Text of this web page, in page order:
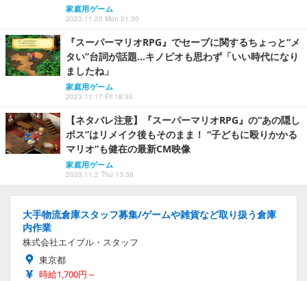
家庭用ゲーム
2023.11.20 Mon 21:30
『スーパーマリオRPG』でセーブに関するちょっと“メ
タい”台詞が話題…キノピオも思わず「いい時代になり
ましたね」
家庭用ゲーム
2023.11.17 Fri 18:30
【ネタバレ注意】『スーパーマリオRPG』の“あの隠し
ボス”はリメイク後もそのまま！ “子どもに殴りかかる
マリオ”も健在の最新CM映像
家庭用ゲーム
2023.11.2 Thu 13:38
大手物流倉庫スタッフ募集/ゲームや雑貨など取り扱う倉庫
内作業
株式会社エイブル・スタッフ
東京都
時給1,700円～